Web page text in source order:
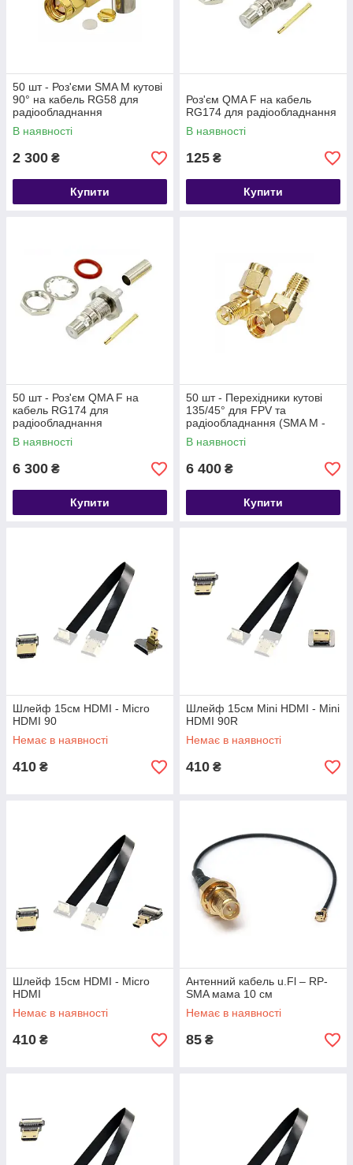
50 шт - Роз'єми SMA M кутові
90° на кабель RG58 для
радіообладнання
В наявності
2 300 ₴
Купити
Роз'єм QMA F на кабель
RG174 для радіообладнання
В наявності
125 ₴
Купити
50 шт - Роз'єм QMA F на
кабель RG174 для
радіообладнання
В наявності
6 300 ₴
Купити
50 шт - Перехідники кутові
135/45° для FPV та
радіообладнання (SMA M -
RP-SMA F)
В наявності
6 400 ₴
Купити
Шлейф 15см HDMI - Micro
HDMI 90
Немає в наявності
410 ₴
Шлейф 15см Mini HDMI - Mini
HDMI 90R
Немає в наявності
410 ₴
Шлейф 15см HDMI - Micro
HDMI
Немає в наявності
410 ₴
Антенний кабель u.Fl – RP-
SMA мама 10 см
Немає в наявності
85 ₴